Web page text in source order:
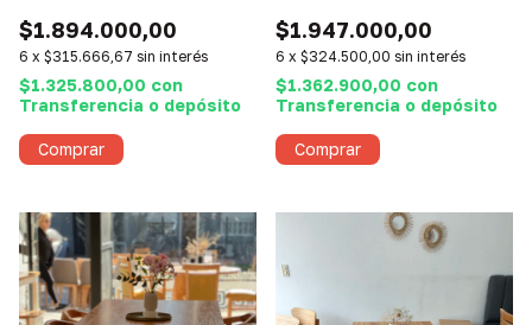
$1.894.000,00
6 x $315.666,67 sin interés
$1.325.800,00 con
Transferencia o depósito
$1.947.000,00
6 x $324.500,00 sin interés
$1.362.900,00 con
Transferencia o depósito